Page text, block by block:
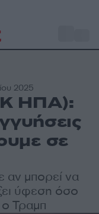
2025
ΗΠΑ):
σε
μπορεί να
ύφεση όσο
ο Τραμπ